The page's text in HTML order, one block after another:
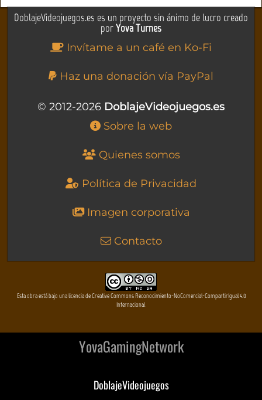
DoblajeVideojuegos.es es un proyecto sin ánimo de lucro creado
porYova Turnes
Invítame a un café en Ko-Fi
Haz una donación vía PayPal
© 2012-2026 DoblajeVideojuegos.es
Sobre la web
Quienes somos
Política de Privacidad
Imagen corporativa
Contacto
Esta obra está bajo una licencia de Creative Commons Reconocimiento-NoComercial-CompartirIgual 4.0
Internacional
YovaGamingNetwork
DoblajeVideojuegos